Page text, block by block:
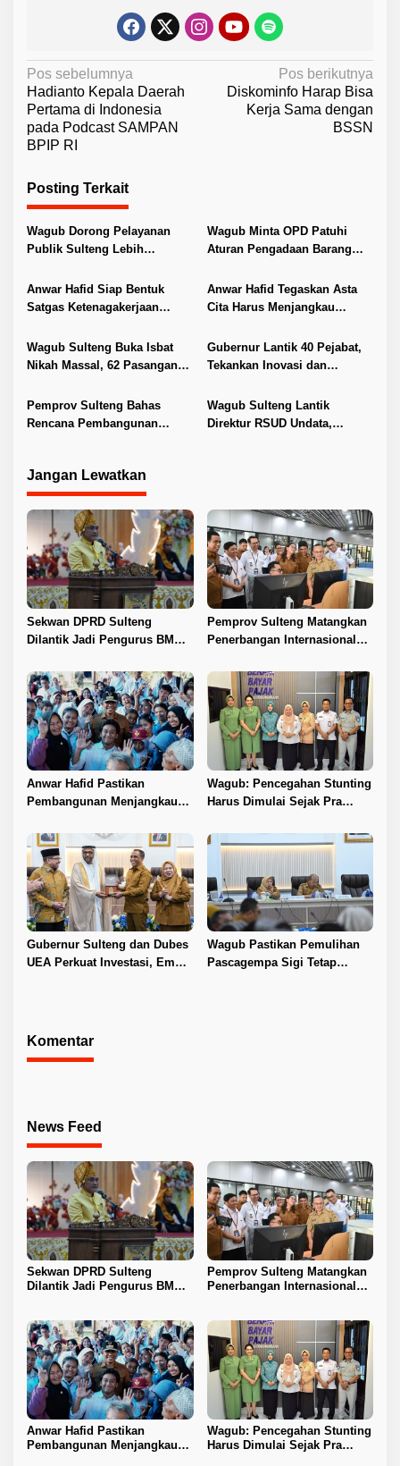
N
a
v
i
g
a
s
i
p
o
Pos sebelumnya
Hadianto Kepala Daerah
Pertama di Indonesia
pada Podcast SAMPAN
BPIP RI
Pos berikutnya
Diskominfo Harap Bisa
Kerja Sama dengan
BSSN
Posting Terkait
Wagub Dorong Pelayanan
Publik Sulteng Lebih
Wagub Minta OPD Patuhi
Aturan Pengadaan Barang
Anwar Hafid Siap Bentuk
Satgas Ketenagakerjaan
Anwar Hafid Tegaskan Asta
Cita Harus Menjangkau
Wagub Sulteng Buka Isbat
Nikah Massal, 62 Pasangan
Gubernur Lantik 40 Pejabat,
Tekankan Inovasi dan
Pemprov Sulteng Bahas
Rencana Pembangunan
Wagub Sulteng Lantik
Direktur RSUD Undata,
Jangan Lewatkan
Sekwan DPRD Sulteng
Dilantik Jadi Pengurus BMA
Pemprov Sulteng Matangkan
Penerbangan Internasional
Anwar Hafid Pastikan
Pembangunan Menjangkau
Wagub: Pencegahan Stunting
Harus Dimulai Sejak Pra
Gubernur Sulteng dan Dubes
UEA Perkuat Investasi, Empat
Wagub Pastikan Pemulihan
Pascagempa Sigi Tetap
Komentar
News Feed
Sekwan DPRD Sulteng
Dilantik Jadi Pengurus BMA
Pemprov Sulteng Matangkan
Penerbangan Internasional
Anwar Hafid Pastikan
Pembangunan Menjangkau
Wagub: Pencegahan Stunting
Harus Dimulai Sejak Pra